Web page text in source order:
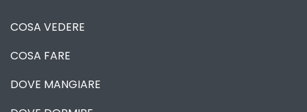
COSA VEDERE
COSA FARE
DOVE MANGIARE